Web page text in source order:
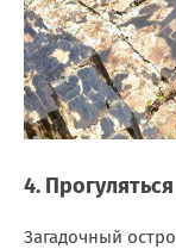
4.
Загадочный